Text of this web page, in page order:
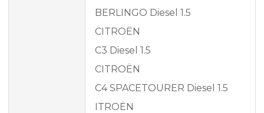
BERLINGO Diesel 1.5
CITROËN
C3 Diesel 1.5
CITROËN
C4 SPACETOURER Diesel 1.5
ITROËN